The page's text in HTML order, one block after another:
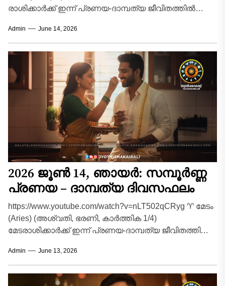
രാശിക്കാർക്ക് ഇന്ന് പ്രണയ-ദാമ്പത്യ ജീവിതത്തിൽ
പങ്കാളിയോട് സംസാരിക്കുമ്പോൾ...
Admin June 14, 2026
2026 ജൂൺ 14, ഞായർ: സമ്പൂർണ്ണ
പ്രണയ – ദാമ്പത്യ ദിവസഫലം
https://www.youtube.com/watch?v=nLT502qCRyg ♈ മേടം
(Aries) (അശ്വതി, ഭരണി, കാർത്തിക 1/4)
മേടരാശിക്കാർക്ക് ഇന്ന് പ്രണയ-ദാമ്പത്യ ജീവിതത്തിൽ
നിലനിന്നിരുന്ന ചെറിയ തർക്കങ്ങളും...
Admin June 13, 2026